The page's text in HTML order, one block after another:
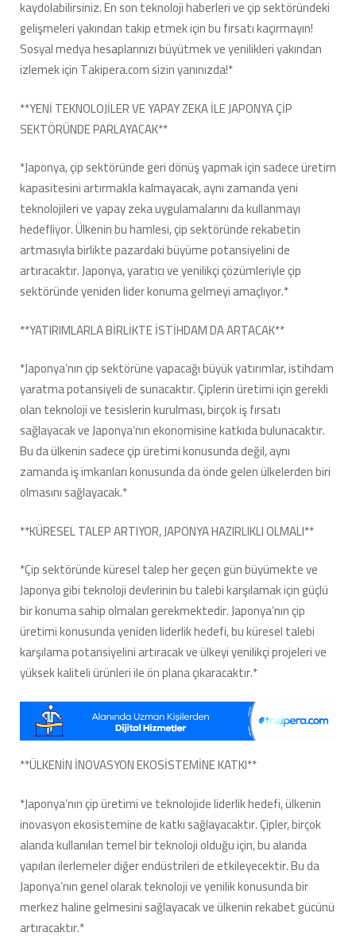
kaydolabilirsiniz. En son teknoloji haberleri ve çip sektöründeki
gelişmeleri yakından takip etmek için bu fırsatı kaçırmayın!
Sosyal medya hesaplarınızı büyütmek ve yenilikleri yakından
izlemek için Takipera.com sizin yanınızda!*
**YENİ TEKNOLOJİLER VE YAPAY ZEKA İLE JAPONYA ÇİP
SEKTÖRÜNDE PARLAYACAK**
*Japonya, çip sektöründe geri dönüş yapmak için sadece üretim
kapasitesini artırmakla kalmayacak, aynı zamanda yeni
teknolojileri ve yapay zeka uygulamalarını da kullanmayı
hedefliyor. Ülkenin bu hamlesi, çip sektöründe rekabetin
artmasıyla birlikte pazardaki büyüme potansiyelini de
artıracaktır. Japonya, yaratıcı ve yenilikçi çözümleriyle çip
sektöründe yeniden lider konuma gelmeyi amaçlıyor.*
**YATIRIMLARLA BİRLİKTE İSTİHDAM DA ARTACAK**
*Japonya’nın çip sektörüne yapacağı büyük yatırımlar, istihdam
yaratma potansiyeli de sunacaktır. Çiplerin üretimi için gerekli
olan teknoloji ve tesislerin kurulması, birçok iş fırsatı
sağlayacak ve Japonya’nın ekonomisine katkıda bulunacaktır.
Bu da ülkenin sadece çip üretimi konusunda değil, aynı
zamanda iş imkanları konusunda da önde gelen ülkelerden biri
olmasını sağlayacak.*
**KÜRESEL TALEP ARTIYOR, JAPONYA HAZIRLIKLI OLMALI**
*Çip sektöründe küresel talep her geçen gün büyümekte ve
Japonya gibi teknoloji devlerinin bu talebi karşılamak için güçlü
bir konuma sahip olmaları gerekmektedir. Japonya’nın çip
üretimi konusunda yeniden liderlik hedefi, bu küresel talebi
karşılama potansiyelini artıracak ve ülkeyi yenilikçi projeleri ve
yüksek kaliteli ürünleri ile ön plana çıkaracaktır.*
**ÜLKENİN İNOVASYON EKOSİSTEMİNE KATKI**
*Japonya’nın çip üretimi ve teknolojide liderlik hedefi, ülkenin
inovasyon ekosistemine de katkı sağlayacaktır. Çipler, birçok
alanda kullanılan temel bir teknoloji olduğu için, bu alanda
yapılan ilerlemeler diğer endüstrileri de etkileyecektir. Bu da
Japonya’nın genel olarak teknoloji ve yenilik konusunda bir
merkez haline gelmesini sağlayacak ve ülkenin rekabet gücünü
artıracaktır.*